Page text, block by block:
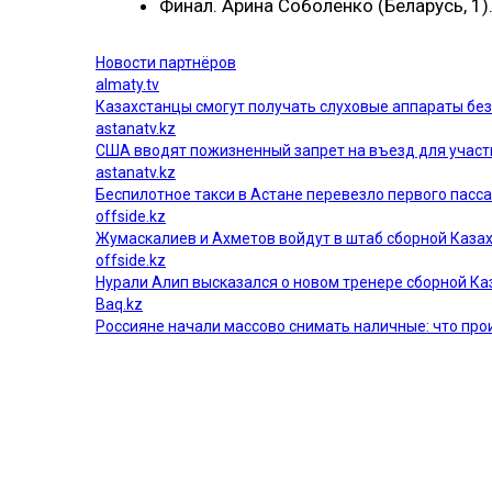
Финал. Aрина Соболенко (Беларусь, 1).